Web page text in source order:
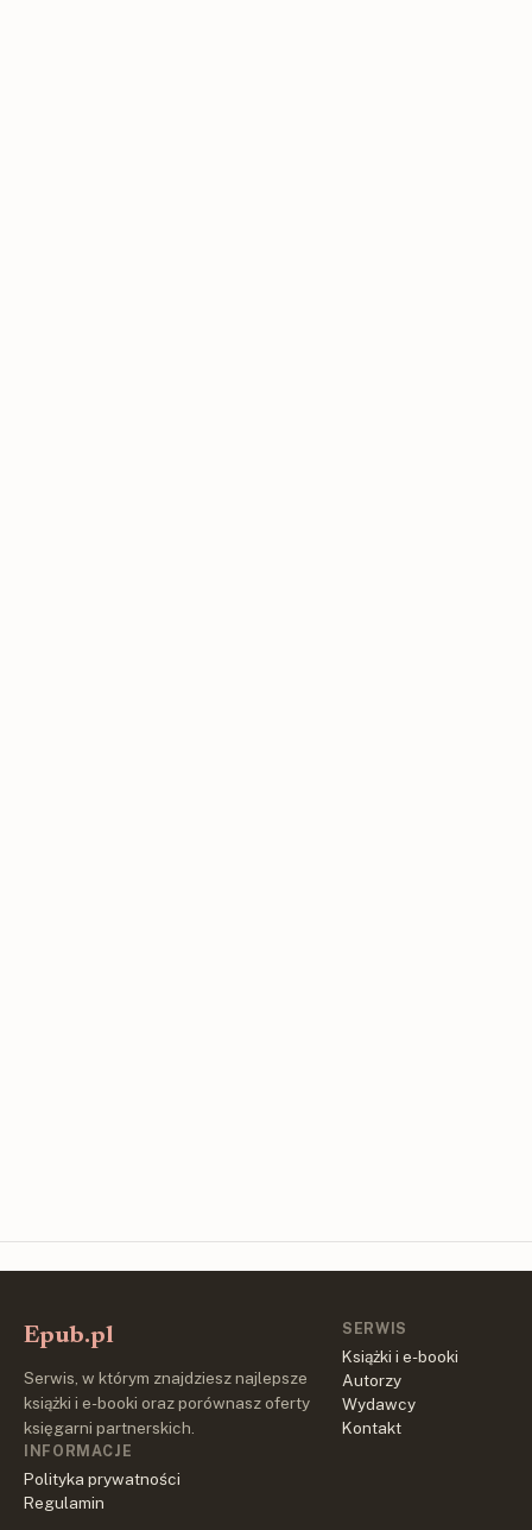
Epub.pl
Serwis, w którym znajdziesz najlepsze
książki i e-booki oraz porównasz oferty
księgarni partnerskich.
SERWIS
Książki i e-booki
Autorzy
Wydawcy
Kontakt
INFORMACJE
Polityka prywatności
Regulamin